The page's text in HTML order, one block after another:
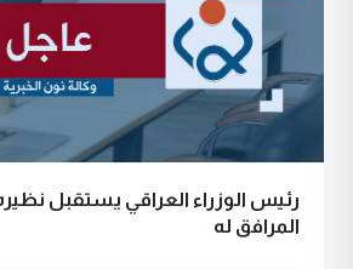
رئيس الوزراء العراقي يستقبل نظيره
المرافق له